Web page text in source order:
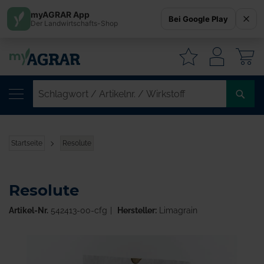
Startseite Resolute
Resolute
Artikel-Nr. 542413-00-cfg Hersteller:Limagrain
myAGRAR App
Der Landwirtschafts-Shop Bei Google Play